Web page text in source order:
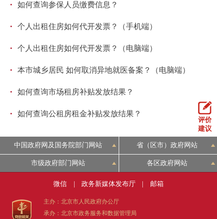
· 如何查询参保人员缴费信息？
· 个人出租住房如何代开发票？（手机端）
· 个人出租住房如何代开发票？（电脑端）
· 本市城乡居民 如何取消异地就医备案？（电脑端）
· 如何查询市场租房补贴发放结果？
· 如何查询公租房租金补贴发放结果？
评价
建议
中国政府网及国务院部门网站 省（区市）政府网站
市级政府部门网站 各区政府网站
微信 政务新媒体发布厅 邮箱
主办：北京市人民政府办公厅
承办：北京市政务服务和数据管理局